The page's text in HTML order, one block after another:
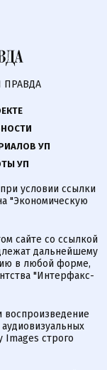
ПРАВДА
УП
УП
условии ссылки
"Экономическую
сайте со ссылкой
дальнейшему
в любой форме,
"Интерфакс-
воспроизведение
Images строго